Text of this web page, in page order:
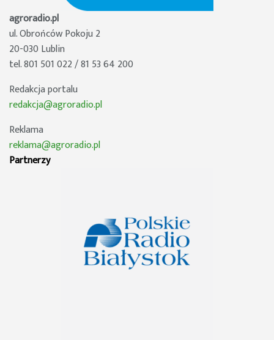
agroradio.pl
ul. Obrońców Pokoju 2
20-030 Lublin
tel. 801 501 022 / 81 53 64 200
Redakcja portalu
redakcja@agroradio.pl
Reklama
reklama@agroradio.pl
Partnerzy